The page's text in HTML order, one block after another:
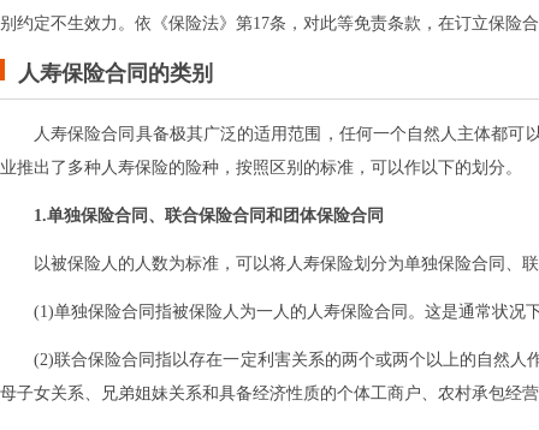
别约定不生效力。依《保险法》第17条，对此等免责条款，在订立保险
人寿保险合同的类别
人寿保险合同具备极其广泛的适用范围，任何一个自然人主体都
业推出了多种人寿保险的险种，按照区别的标准，可以作以下的划分。
1.单独保险合同、联合保险合同和团体保险合同
以被保险人的人数为标准，可以将人寿保险划分为单独保险合同、
(1)单独保险合同指被保险人为一人的人寿保险合同。这是通常状况
(2)联合保险合同指以存在一定利害关系的两个或两个以上的自然
母子女关系、兄弟姐妹关系和具备经济性质的个体工商户、农村承包经